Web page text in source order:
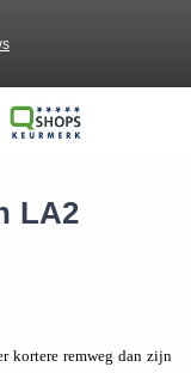
LA2
kortere remweg dan zijn